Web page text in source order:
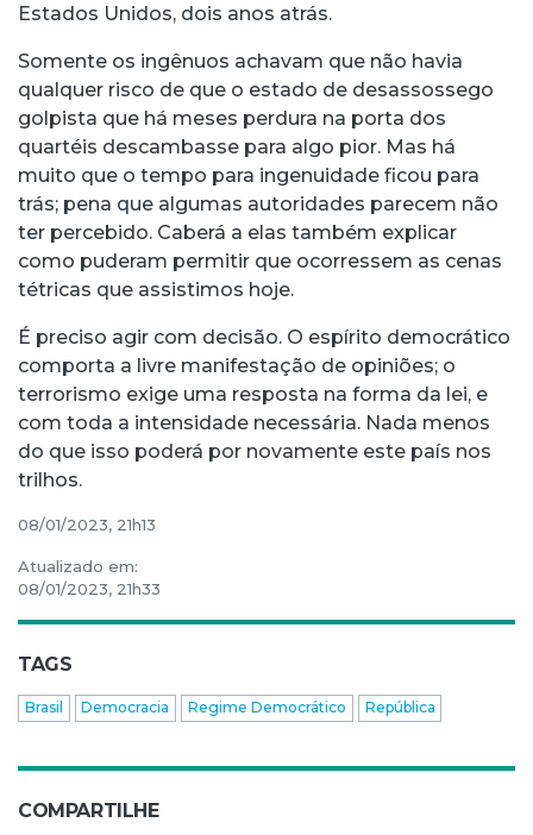
Estados Unidos, dois anos atrás.
Somente os ingênuos achavam que não havia
qualquer risco de que o estado de desassossego
golpista que há meses perdura na porta dos
quartéis descambasse para algo pior. Mas há
muito que o tempo para ingenuidade ficou para
trás; pena que algumas autoridades parecem não
ter percebido. Caberá a elas também explicar
como puderam permitir que ocorressem as cenas
tétricas que assistimos hoje.
É preciso agir com decisão. O espírito democrático
comporta a livre manifestação de opiniões; o
terrorismo exige uma resposta na forma da lei, e
com toda a intensidade necessária. Nada menos
do que isso poderá por novamente este país nos
trilhos.
08/01/2023, 21h13
Atualizado em:
08/01/2023, 21h33
TAGS
Brasil Democracia Regime Democrático República
COMPARTILHE